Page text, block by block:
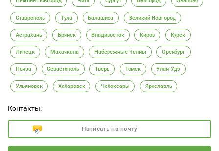
Ставрополь Тула Балашиха Великий Новгород
Астрахань Брянск Владивосток Киров Курск
Липецк Махачкала Набережные Челны Оренбург
Пенза Севастополь Тверь Томск Улан-Удэ
Ульяновск Хабаровск Чебоксары Ярославль
Контакты:
Написать на почту